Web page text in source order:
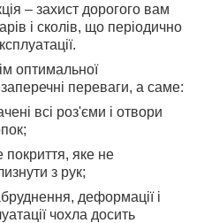
– захист дорогого вам
і сколів, що періодично
оптимальної
переваги, а саме:
всі роз'єми і отвори
покриття, яке не
з рук;
деформації і
чохла досить